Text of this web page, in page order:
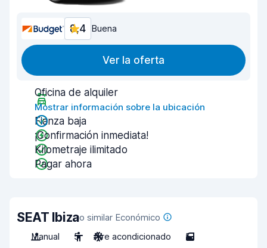
8,4 Buena
Ver la oferta
Oficina de alquiler
Mostrar información sobre la ubicación
Fianza baja
¡Confirmación inmediata!
Kilometraje ilimitado
Pagar ahora
SEAT Ibizao similar Económico
Manual
5 Aire acondicionado 5